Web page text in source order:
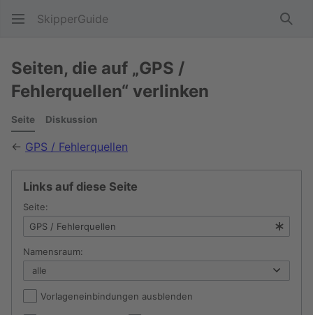
SkipperGuide
Seiten, die auf „GPS /
Fehlerquellen“ verlinken
Seite Diskussion
← GPS / Fehlerquellen
Links auf diese Seite
Seite:
Namensraum:
Vorlageneinbindungen ausblenden